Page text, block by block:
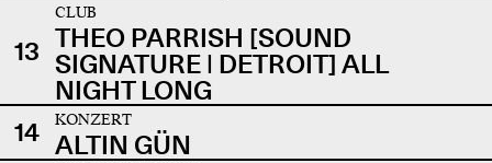
13
CLUB
THEO PARRISH [SOUND
SIGNATURE | DETROIT] ALL
NIGHT LONG
14
KONZERT
ALTIN GÜN